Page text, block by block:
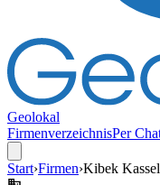
Geolokal
FirmenverzeichnisPer
Start›Firmen›Kibek Kassel